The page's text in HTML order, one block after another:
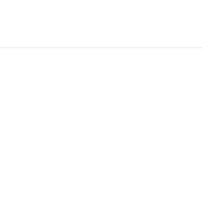
ve diğer
öneri formunu kullanarak